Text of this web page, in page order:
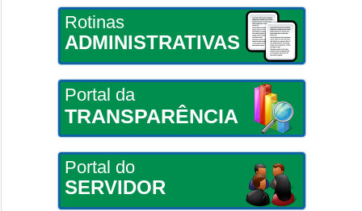
Rotinas
ADMINISTRATIVAS
Portal da
TRANSPARÊNCIA
Portal do
SERVIDOR